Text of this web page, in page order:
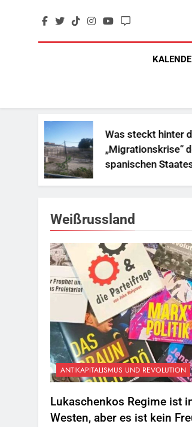
Was steckt hinter der
„Migrationskrise“ des
spanischen Staates in
Nordafrika?
Weißrussland
ANTIKAPITALISMUS UND REVOLUTION
Lukaschenkos Regime ist
Westen, aber es ist kein